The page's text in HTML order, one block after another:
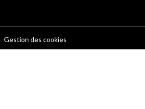
Gestion des cookies